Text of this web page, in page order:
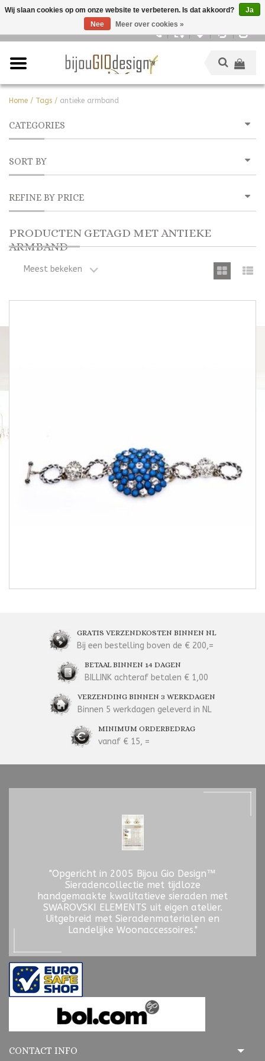
Home / Tags / antieke armband
CATEGORIES
SORT BY
REFINE BY PRICE
PRODUCTEN GETAGD MET ANTIEKE
ARMBAND
Meest bekeken
GRATIS VERZENDKOSTEN BINNEN NL
Bij een bestelling boven de € 200,=
BETAAL BINNEN 14 DAGEN
BILLINK achteraf betalen € 1,00
VERZENDING BINNEN 3 WERKDAGEN
Binnen 5 werkdagen geleverd in NL
MINIMUM ORDERBEDRAG
vanaf € 15, =
"Opgericht in 2005 Bijou Gio Design™
Sieradencollectie met tijdloze
handgemaakte kwalitatieve sieraden met
SWAROVSKI ELEMENTS uit eigen atelier.
Uitgebreid met Sieradenmaterialen en
Landelijke Woonaccessoires."
CONTACT INFO
Wij slaan cookies op om onze website te verbeteren. Is dat akkoord?
Ja
Nee
Meer over cookies »